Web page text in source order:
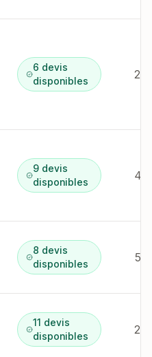
6 devis
disponibles
2
9 devis
disponibles
4 r
8 devis
disponibles
59
11 devis
disponibles